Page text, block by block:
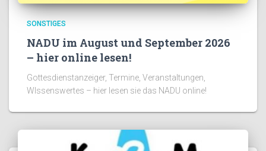
SONSTIGES
NADU im August und September 2026
– hier online lesen!
Gottesdienstanzeiger, Termine, Veranstaltungen,
WIssenswertes – hier lesen sie das NADU online!